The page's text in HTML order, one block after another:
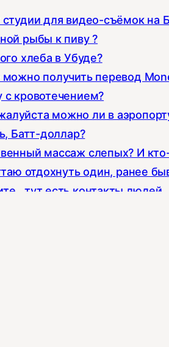
для видео-съёмок на
рыбы к пиву ?
хлеба в Убуде?
получить перевод
кровотечением?
можно ли в
Батт-доллар?
массаж слепых? И
отдохнуть один, ранее
, тут есть контакты людей